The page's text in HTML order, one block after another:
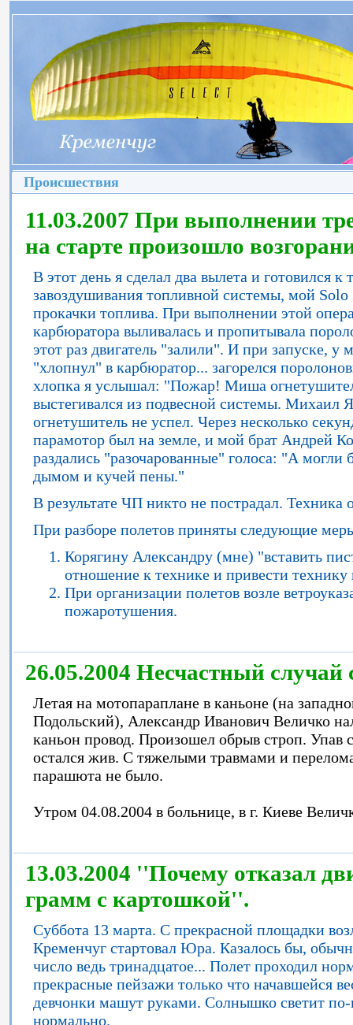
Происшествия
11.03.2007 При выполнении
на старте произошло
В этот день я сделал два вылета и готовился к
завоздушивания топливной системы, мой Solo
прокачки топлива. При выполнении этой
карбюратора выливалась и пропитывала
этот раз двигатель "залили". И при запуске, у
"хлопнул" в карбюратор... загорелся
хлопка я услышал: "Пожар! Миша
выстегивался из подвесной системы. Михаил
огнетушитель не успел. Через несколько
парамотор был на земле, и мой брат Андрей
раздались "разочарованные" голоса: "А могли
дымом и кучей пены."
В результате ЧП никто не пострадал. Техника
При разборе полетов приняты следующие
Корягину Александру (мне) "вставить
отношение к технике и привести технику
При организации полетов возле
пожаротушения.
26.05.2004 Несчастный
Летая на мотопараплане в каньоне (на
Подольский), Александр Иванович Величко
каньон провод. Произошел обрыв строп. Упав
остался жив. С тяжелыми травмами и
парашюта не было.
Утром 04.08.2004 в больнице, в г. Киеве
13.03.2004 ''Почему отказал
грамм с картошкой''.
Суббота 13 марта. С прекрасной площадки
Кременчуг стартовал Юра. Казалось бы,
число ведь тринадцатое... Полет проходил
прекрасные пейзажи только что начавшейся
девчонки машут руками. Солнышко светит
нормально.